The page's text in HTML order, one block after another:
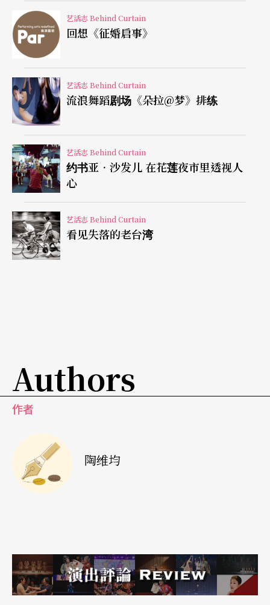
工厂，最后进剧场。
「看排很重要，尤其是边排边发展的戏更要常
看。」导演跟演员专心排戏，有时会忽略排练场和
剧场之间的差别，技术问题在排练场可能毫不起
眼，若不及时解决，进剧场之后就会引发混乱。
「李名觉老师在一年级上学期的最后一个课堂制
作，会让我们与二年级的导演合作。」第一次开会
先听导演说他想要怎么导这出戏，然后互相提问，
到舞台设计觉得你可以动手画些东西，「导演可能
讲的很抽象，但你得尽量问出方向，因为把文字视
觉化是舞台设计的责任。」李柏霖说。
慢慢散去。」
「在美国，设计和技术分工明确，但在台湾可能因
为预算不足或风气尚未普及，有些剧团会希望你设
计身兼技术。」李柏霖认为这是完全分开的两个专
业（除非本身两种专业都有），舞台技术也是艺术
家，他们接手设计师的模型、图面，进一步规划如
重视。
艺活志 Behind Curtain
回想《征婚启事》
艺活志 Behind Curtain
流浪舞蹈剧场《朵拉@梦》排练
艺活志 Behind Curtain
约书亚．沙发儿 在花莲夜市里透视人
心
艺活志 Behind Curtain
看见失落的老台湾
Authors
作者
陶维均